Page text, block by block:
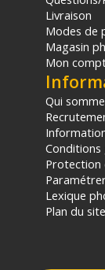
Livraison
Modes de
Magasin
Mon
Qui
Conditions
Protection
Lexique
Plan du site